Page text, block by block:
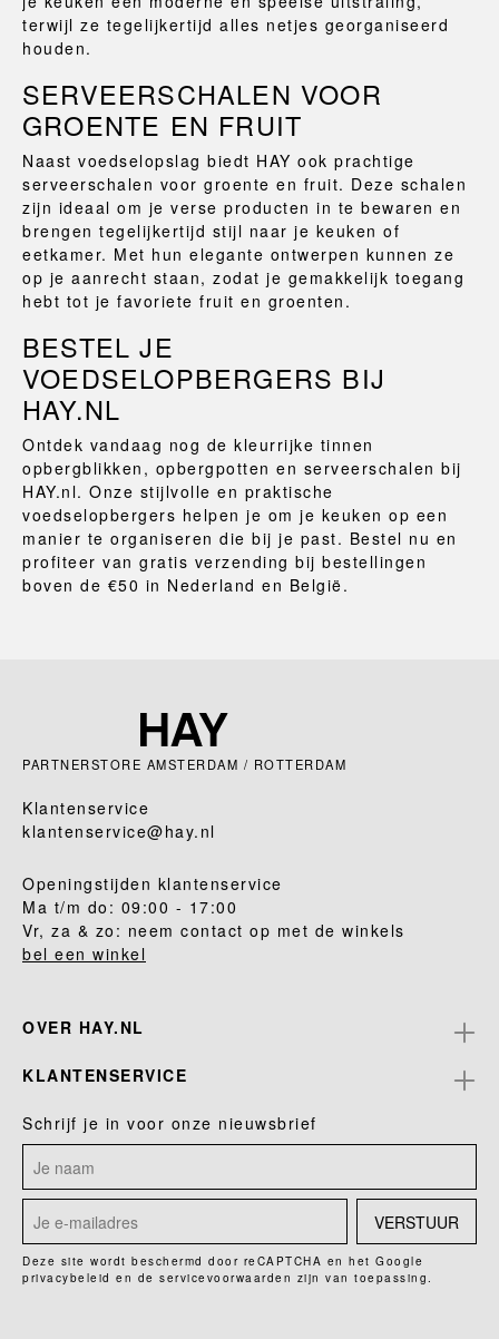
terwijl ze tegelijkertijd alles netjes georganiseerd
houden.
SERVEERSCHALEN VOOR
GROENTE EN FRUIT
Naast voedselopslag biedt HAY ook prachtige
serveerschalen voor groente en fruit. Deze schalen
zijn ideaal om je verse producten in te bewaren en
brengen tegelijkertijd stijl naar je keuken of
eetkamer. Met hun elegante ontwerpen kunnen ze
op je aanrecht staan, zodat je gemakkelijk toegang
hebt tot je favoriete fruit en groenten.
BESTEL JE
VOEDSELOPBERGERS BIJ
HAY.NL
Ontdek vandaag nog de kleurrijke tinnen
opbergblikken, opbergpotten en serveerschalen bij
HAY.nl. Onze stijlvolle en praktische
voedselopbergers helpen je om je keuken op een
manier te organiseren die bij je past. Bestel nu en
profiteer van gratis verzending bij bestellingen
boven de €50 in Nederland en België.
PARTNERSTORE AMSTERDAM / ROTTERDAM
Klantenservice
klantenservice@hay.nl
Openingstijden klantenservice
Ma t/m do: 09:00 - 17:00
Vr, za & zo: neem contact op met de winkels
bel een winkel
OVER HAY.NL
KLANTENSERVICE
Schrijf je in voor onze nieuwsbrief
VERSTUUR
Deze site wordt beschermd door reCAPTCHA en het Google
privacybeleid en de servicevoorwaarden zijn van toepassing.